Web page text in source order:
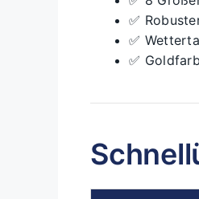
✅
✅
✅